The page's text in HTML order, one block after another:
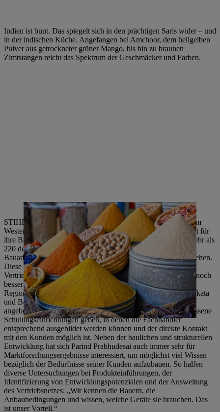
Indien ist bunt. Das spiegelt sich in den prächtigen Saris wider – und
in der indischen Küche. Angefangen bei Amchoor, dem hellgelben
Pulver aus getrockneter grüner Mango, bis hin zu braunen
Zimtstangen reicht das Spektrum der Geschmäcker und Farben.
STIHL Indien selbst ist seit 2006 in Pune ansässig. Die Stadt im
Westen, keine 150 Kilometer von Mumbai entfernt, ist bekannt für
ihre Bildungseinrichtungen sowie IT-Parks und ist Sitz von mehr als
220 deutschen Unternehmen. 2019 begannen in Pune die
Bauarbeiten, um in ein neues hochmodernes Gebäude umzuziehen.
Diese Investition soll dazu beitragen, die landeweiten
Vertriebspartner und Fachhändler zu schulen und die Kunden noch
besser und noch gezielter zu erreichen. Hinzu kommen drei
Regionalbüros und zusätzliche Lagerkapazitäten in Delhi, Kolkata
und Bengaluru, damit die STIHL Produkte im ganzen Land
angeboten werden können. Darüber hinaus wird es angeschlossene
Schulungseinrichtungen geben, in denen die Fachhändler
entsprechend ausgebildet werden können und der direkte Kontakt
mit den Kunden möglich ist. Neben der baulichen und strukturellen
Entwicklung hat sich Parind Prabhudesai auch immer sehr für
Marktforschungsergebnisse interessiert, um möglichst viel Wissen
bezüglich der Bedürfnisse seiner Kunden aufzubauen. So halfen
diverse Untersuchungen bei Produkteinführungen, der
Identifizierung von Entwicklungspotenzialen und der Ausweitung
des Vertriebsnetzes: „Wir kennen die Bauern, die
Anbaubedingungen und wissen, welche Geräte sie brauchen. Das
ist unser Vorteil.“